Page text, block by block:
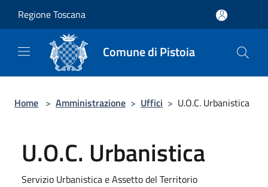
Regione Toscana
Comune di Pistoia
Home > Amministrazione > Uffici > U.O.C. Urbanistica
U.O.C. Urbanistica
Servizio Urbanistica e Assetto del Territorio